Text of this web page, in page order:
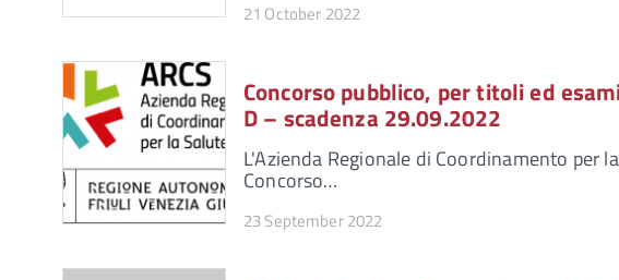
21 October 2022
Concorso pubblico, per titoli ed
D – scadenza 29.09.2022
L'Azienda Regionale di Coordinamento per
Concorso…
23 September 2022